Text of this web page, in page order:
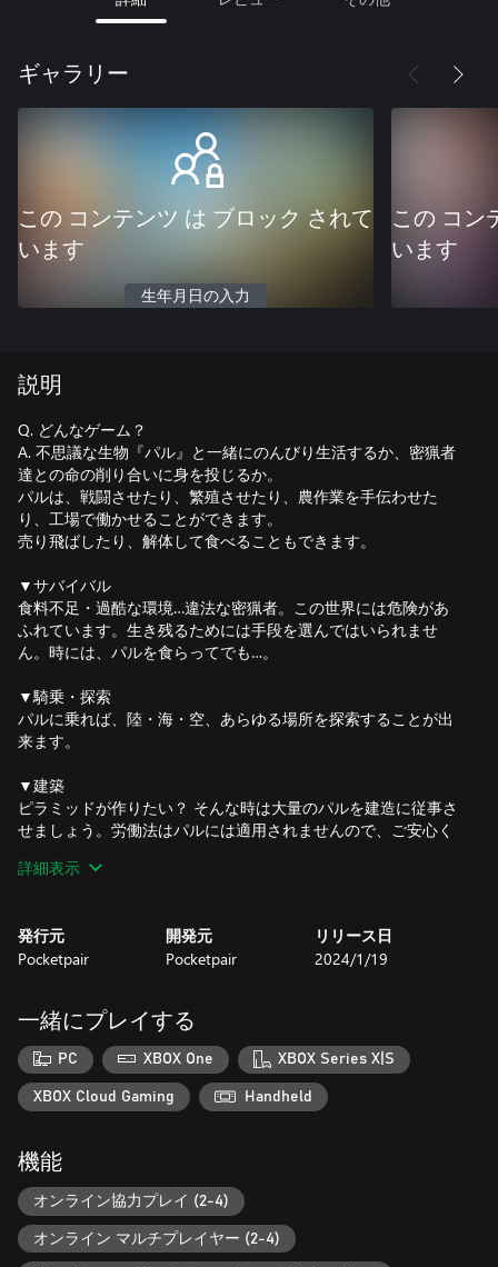
ギャラリー
この コンテンツ は ブロック されて
います
生年月日の入力
この コン
います
説明
Q. どんなゲーム？
A. 不思議な生物『パル』と一緒にのんびり生活するか、密猟者
達との命の削り合いに身を投じるか。
パルは、戦闘させたり、繁殖させたり、農作業を手伝わせた
り、工場で働かせることができます。
売り飛ばしたり、解体して食べることもできます。
▼サバイバル
食料不足・過酷な環境…違法な密猟者。この世界には危険があ
ふれています。生き残るためには手段を選んではいられませ
ん。時には、パルを食らってでも…。
▼騎乗・探索
パルに乗れば、陸・海・空、あらゆる場所を探索することが出
来ます。
▼建築
ピラミッドが作りたい？ そんな時は大量のパルを建造に従事さ
せましょう。労働法はパルには適用されませんので、ご安心く
集めることで、快適な生活を送りましょう。
種まき・水やり・収穫、それぞれの作業を得意とするパルがい
ます。パルと一緒に魅力的な農園を作りましょう。
▼工業・自動化
自動化の為には、手作業をパルに任せるのが重要です。工場を
作り、パルを配置しましょう。パルは餌さえあればずっと働き
▼ダンジョン探索
パルがいれば、危険なエリアも大丈夫。いざとなったら、パル
を身代わりにしましょう。あなたの為なら、命も捧げて守って
くれます。
詳細表示
発行元
Pocketpair
開発元
Pocketpair
リリース日
2024/1/19
一緒にプレイする
PC XBOX One XBOX Series X|S
XBOX Cloud Gaming Handheld
機能
オンライン協力プレイ (2-4)
オンライン マルチプレイヤー (2-4)